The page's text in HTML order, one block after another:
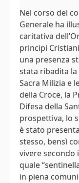
Nel corso del
Generale ha
caritativa
principi
una presenza
stata ribadita
Sacra Milizia e
della Croce, la
Difesa della
prospettiva, lo
è stato
stesso, bensì
vivere secondo
quale
in piena